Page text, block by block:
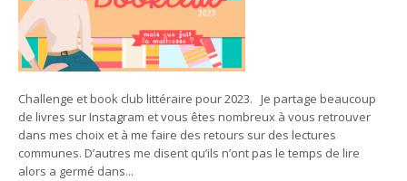
Challenge et book club littéraire pour 2023. Je partage beaucoup
de livres sur Instagram et vous êtes nombreux à vous retrouver
dans mes choix et à me faire des retours sur des lectures
communes. D’autres me disent qu’ils n’ont pas le temps de lire
alors a germé dans...